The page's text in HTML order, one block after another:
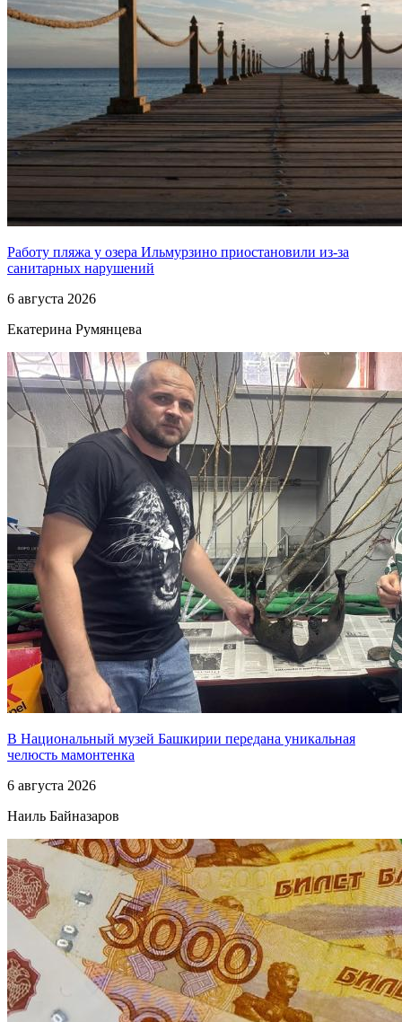
Работу пляжа у озера Ильмурзино приостановили из-за
санитарных нарушений
6 августа 2026
Екатерина Румянцева
В Национальный музей Башкирии передана уникальная
челюсть мамонтенка
6 августа 2026
Наиль Байназаров